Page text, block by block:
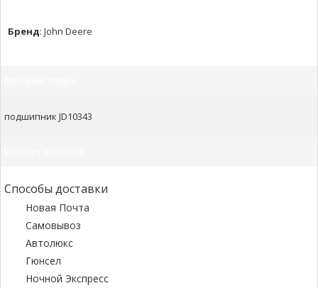
Бренд: John Deere
подшипник JD10343
Способы доставки
Новая Почта
Самовывоз
Автолюкс
Гюнсел
Ночной Экспресс